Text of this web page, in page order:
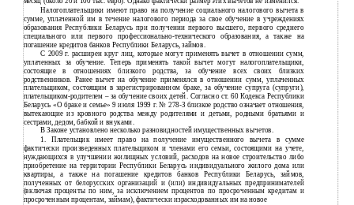
Налогоплательщики имеют право на получение социального налогового вычета в
сумме, уплаченной им в течение налогового периода за свое обучение в учреждениях
образования Республики Беларусь при получении первого высшего, первого среднего
специального или первого профессионально-технического образования, а также на
погашение кредитов банков Республики Беларусь, займов.
С 2009 г. расширен круг лиц, которые могут применять вычет в отношении сумм,
уплаченных за обучение. Теперь применять такой вычет могут налогоплательщики,
состоящие в отношениях близкого родства, за обучение всех своих близких
родственников. Ранее вычет на обучение применялся в отношении сумм, уплаченных
плательщиком, состоящим в зарегистрированном браке, за обучение супруга (супруги),
плательщиком-родителем – за обучение своих детей. Согласно ст. 60 Кодекса Республики
Беларусь «О браке и семье» 9 июля 1999 г. № 278-З близкое родство означает отношения,
вытекающие из кровного родства между родителями и детьми, родными братьями и
сестрами, дедом, бабкой и внуками.
В Законе установлено несколько разновидностей имущественных вычетов.
1. Плательщик имеет право на получение имущественного вычета в сумме
фактически произведенных плательщиком и членами его семьи, состоящими на учете,
нуждающихся в улучшении жилищных условий, расходов на новое строительство либо
приобретение на территории Республики Беларусь индивидуального жилого дома или
квартиры, а также на погашение кредитов банков Республики Беларусь, займов,
полученных от белорусских организаций и (или) индивидуальных предпринимателей
(включая проценты по ним, за исключением процентов по просроченным кредитам и
просроченным процентам, займам), фактически израсходованных им на новое